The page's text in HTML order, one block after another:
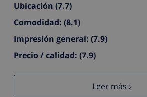
Ubicación (7.7)
Comodidad: (8.1)
Impresión general: (7.9)
Precio / calidad: (7.9)
Leer más ›